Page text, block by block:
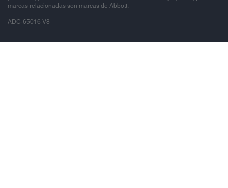
marcas relacionadas son marcas de Abbott.
ADC-65016 V8